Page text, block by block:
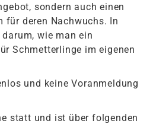
sondern auch einen
für deren Nachwuchs. In
wie man ein
Schmetterlinge im eigenen
und keine Voranmeldung
statt und ist über folgenden